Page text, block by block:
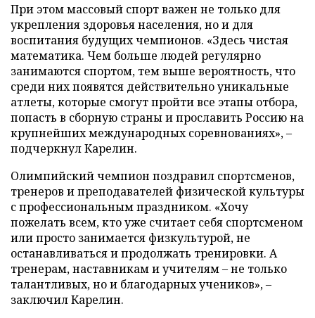
При этом массовый спорт важен не только для
укрепления здоровья населения, но и для
воспитания будущих чемпионов. «Здесь чистая
математика. Чем больше людей регулярно
занимаются спортом, тем выше вероятность, что
среди них появятся действительно уникальные
атлеты, которые смогут пройти все этапы отбора,
попасть в сборную страны и прославить Россию на
крупнейших международных соревнованиях», –
подчеркнул Карелин.
Олимпийский чемпион поздравил спортсменов,
тренеров и преподавателей физической культуры
с профессиональным праздником. «Хочу
пожелать всем, кто уже считает себя спортсменом
или просто занимается физкультурой, не
останавливаться и продолжать тренировки. А
тренерам, наставникам и учителям – не только
талантливых, но и благодарных учеников», –
заключил Карелин.